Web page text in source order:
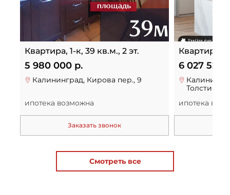
Квартира, 1-к, 39 кв.м., 2 эт.
5 980 000 р.
Калининград, Кирова пер., 9
ипотека возможна
Заказать звонок
Квартира,
6 027 520
ипотека
Смотреть все